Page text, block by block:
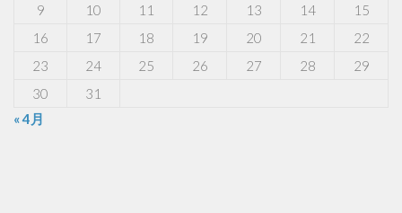
9
10 11 12 13 14
15
16
17 18 19 20 21
22
23
24 25 26 27 28
29
30
31
« 4月